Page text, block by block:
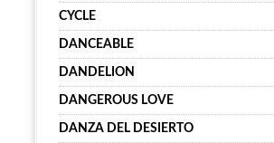
CYCLE
DANCEABLE
DANDELION
DANGEROUS LOVE
DANZA DEL DESIERTO